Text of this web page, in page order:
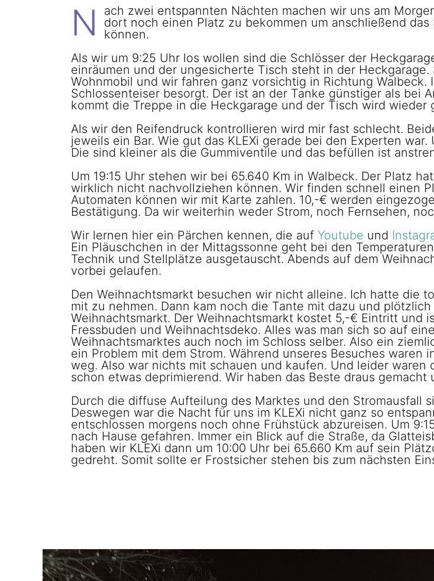
N
ach zwei entspannten Nächten machen wir uns am
dort noch einen Platz zu bekommen um anschließend
können.
Als wir um 9:25 Uhr los wollen sind die Schlösser der
einräumen und der ungesicherte Tisch steht in der
Wohnmobil und wir fahren ganz vorsichtig in Richtung
Schlossenteiser besorgt. Der ist an der Tanke günstiger als bei
kommt die Treppe in die Heckgarage und der Tisch wird wieder
Als wir den Reifendruck kontrollieren wird mir fast schlecht.
jeweils ein Bar. Wie gut das KLEXi gerade bei den Experten
Die sind kleiner als die Gummiventile und das befüllen ist
Um 19:15 Uhr stehen wir bei 65.640 Km in Walbeck. Der Platz
wirklich nicht nachvollziehen können. Wir finden schnell einen
Automaten können wir mit Karte zahlen. 10,-€ werden
Bestätigung. Da wir weiterhin weder Strom, noch Fernsehen,
Wir lernen hier ein Pärchen kennen, die auf Youtube und
Ein Pläuschchen in der Mittagssonne geht bei den
Technik und Stellplätze ausgetauscht. Abends auf dem
vorbei gelaufen.
Den Weihnachtsmarkt besuchen wir nicht alleine. Ich hatte die
mit zu nehmen. Dann kam noch die Tante mit dazu und
Weihnachtsmarkt. Der Weihnachtsmarkt kostet 5,-€ Eintritt und
Fressbuden und Weihnachtsdeko. Alles was man sich so auf
Weihnachtsmarktes auch noch im Schloss selber. Also ein
ein Problem mit dem Strom. Während unseres Besuches waren
weg. Also war nichts mit schauen und kaufen. Und leider
schon etwas deprimierend. Wir haben das Beste draus gemacht
Durch die diffuse Aufteilung des Marktes und den Stromausfall
Deswegen war die Nacht für uns im KLEXi nicht ganz so
entschlossen morgens noch ohne Frühstück abzureisen. Um
nach Hause gefahren. Immer ein Blick auf die Straße, da
haben wir KLEXi dann um 10:00 Uhr bei 65.660 Km auf sein
gedreht. Somit sollte er Frostsicher stehen bis zum nächsten